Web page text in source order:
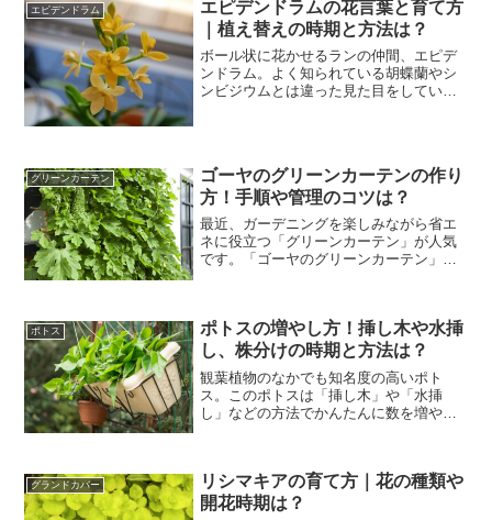
エピデンドラム
エピデンドラムの花言葉と育て方
｜植え替えの時期と方法は？
ボール状に花かせるランの仲間、エピデ
ンドラム。よく知られている胡蝶蘭やシ
ンビジウムとは違った見た目をしていま
グリーンカーテン
ゴーヤのグリーンカーテンの作り
方！手順や管理のコツは？
最近、ガーデニングを楽しみながら省エ
ネに役立つ「グリーンカーテン」が人気
です。「ゴーヤのグリーンカーテン」も
作り方や育て方のコツについて...
ポトス
ポトスの増やし方！挿し木や水挿
し、株分けの時期と方法は？
観葉植物のなかでも知名度の高いポト
ス。このポトスは「挿し木」や「水挿
し」などの方法でかんたんに数を増やす
し、株分けの3つの方法に分け...
グランドカバー
リシマキアの育て方｜花の種類や
開花時期は？